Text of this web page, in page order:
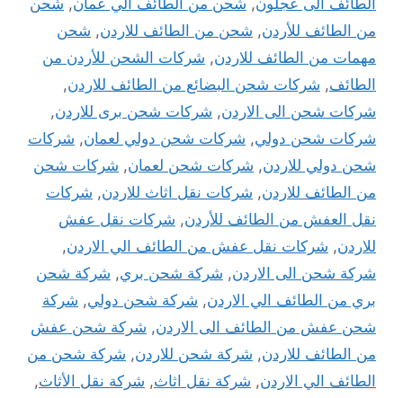
الطائف الى عجلون, شحن من الطائف الي عمان, شحن
من الطائف للأردن, شحن من الطائف للاردن, شحن
مهمات من الطائف للاردن, شركات الشحن للأردن من
الطائف, شركات شحن البضائع من الطائف للاردن,
شركات شحن الى الاردن, شركات شحن برى للاردن,
شركات شحن دولي, شركات شحن دولي لعمان, شركات
شحن دولي للاردن, شركات شحن لعمان, شركات شحن
من الطائف للاردن, شركات نقل اثاث للاردن, شركات
نقل العفش من الطائف للأردن, شركات نقل عفش
للاردن, شركات نقل عفش من الطائف الي الاردن,
شركة شحن الى الاردن, شركة شحن بري, شركة شحن
بري من الطائف الي الاردن, شركة شحن دولي, شركة
شحن عفش من الطائف الى الاردن, شركة شحن عفش
من الطائف للاردن, شركة شحن للاردن, شركة شحن من
الطائف الي الاردن, شركة نقل اثاث, شركة نقل الأثاث,